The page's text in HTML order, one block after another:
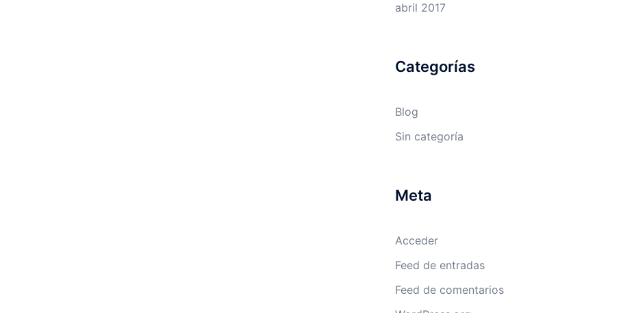
abril 2017
Categorías
Blog
Sin categoría
Meta
Acceder
Feed de entradas
Feed de comentarios